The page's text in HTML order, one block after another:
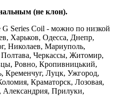
(не клон).
Series Coil - можно по низкой
Харьков, Одесса, Днепр,
Николаев, Мариуполь,
Черкассы, Житомир,
Ровно, Кропивницький,
Кременчуг, Луцк, Ужгород,
Краматорск, Лозовая,
Прилуки,